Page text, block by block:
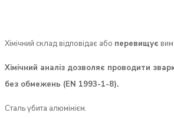
Хімічний склад відповідає або перевищує
Хімічний аналіз дозволяє проводити
без обмежень (EN 1993-1-8).
Сталь убита алюмінієм.